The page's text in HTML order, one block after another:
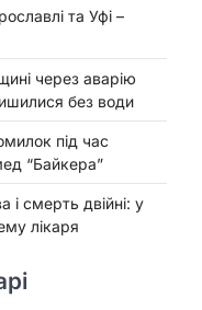
та Уфі –
через аварію
без води
під час
“Байкера”
і смерть двійні: у
лікаря